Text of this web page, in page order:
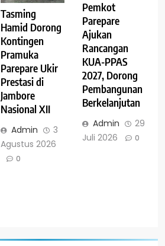
Tasming
Hamid Dorong
Kontingen
Pramuka
Parepare Ukir
Prestasi di
Jambore
Nasional XII
Admin
3
Agustus 2026
0
Pemkot
Parepare
Ajukan
Rancangan
KUA-PPAS
2027, Dorong
Pembangunan
Berkelanjutan
Admin
29
Juli 2026
0